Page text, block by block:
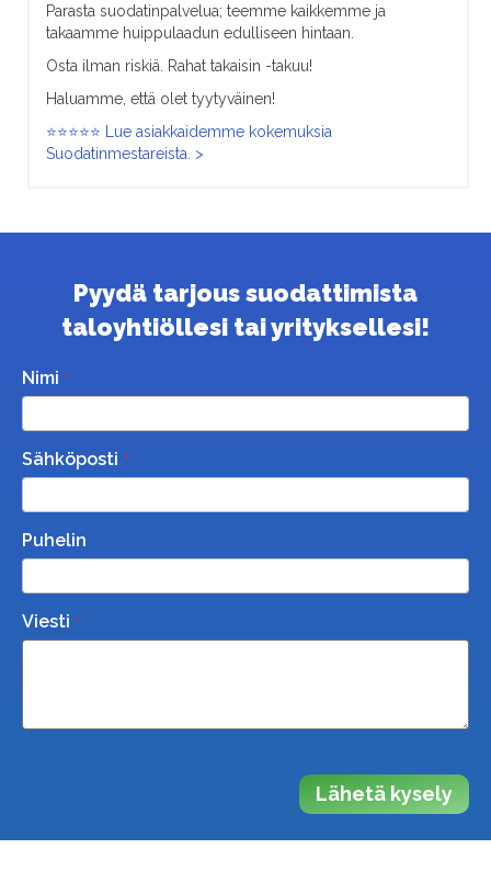
Parasta suodatinpalvelua; teemme kaikkemme ja
takaamme huippulaadun edulliseen hintaan.
Osta ilman riskiä. Rahat takaisin -takuu!
Haluamme, että olet tyytyväinen!
⭐⭐⭐⭐⭐ Lue asiakkaidemme kokemuksia
Suodatinmestareista. >
Pyydä tarjous suodattimista
taloyhtiöllesi tai yrityksellesi!
Nimi
Sähköposti
Puhelin
Viesti
Lähetä kysely